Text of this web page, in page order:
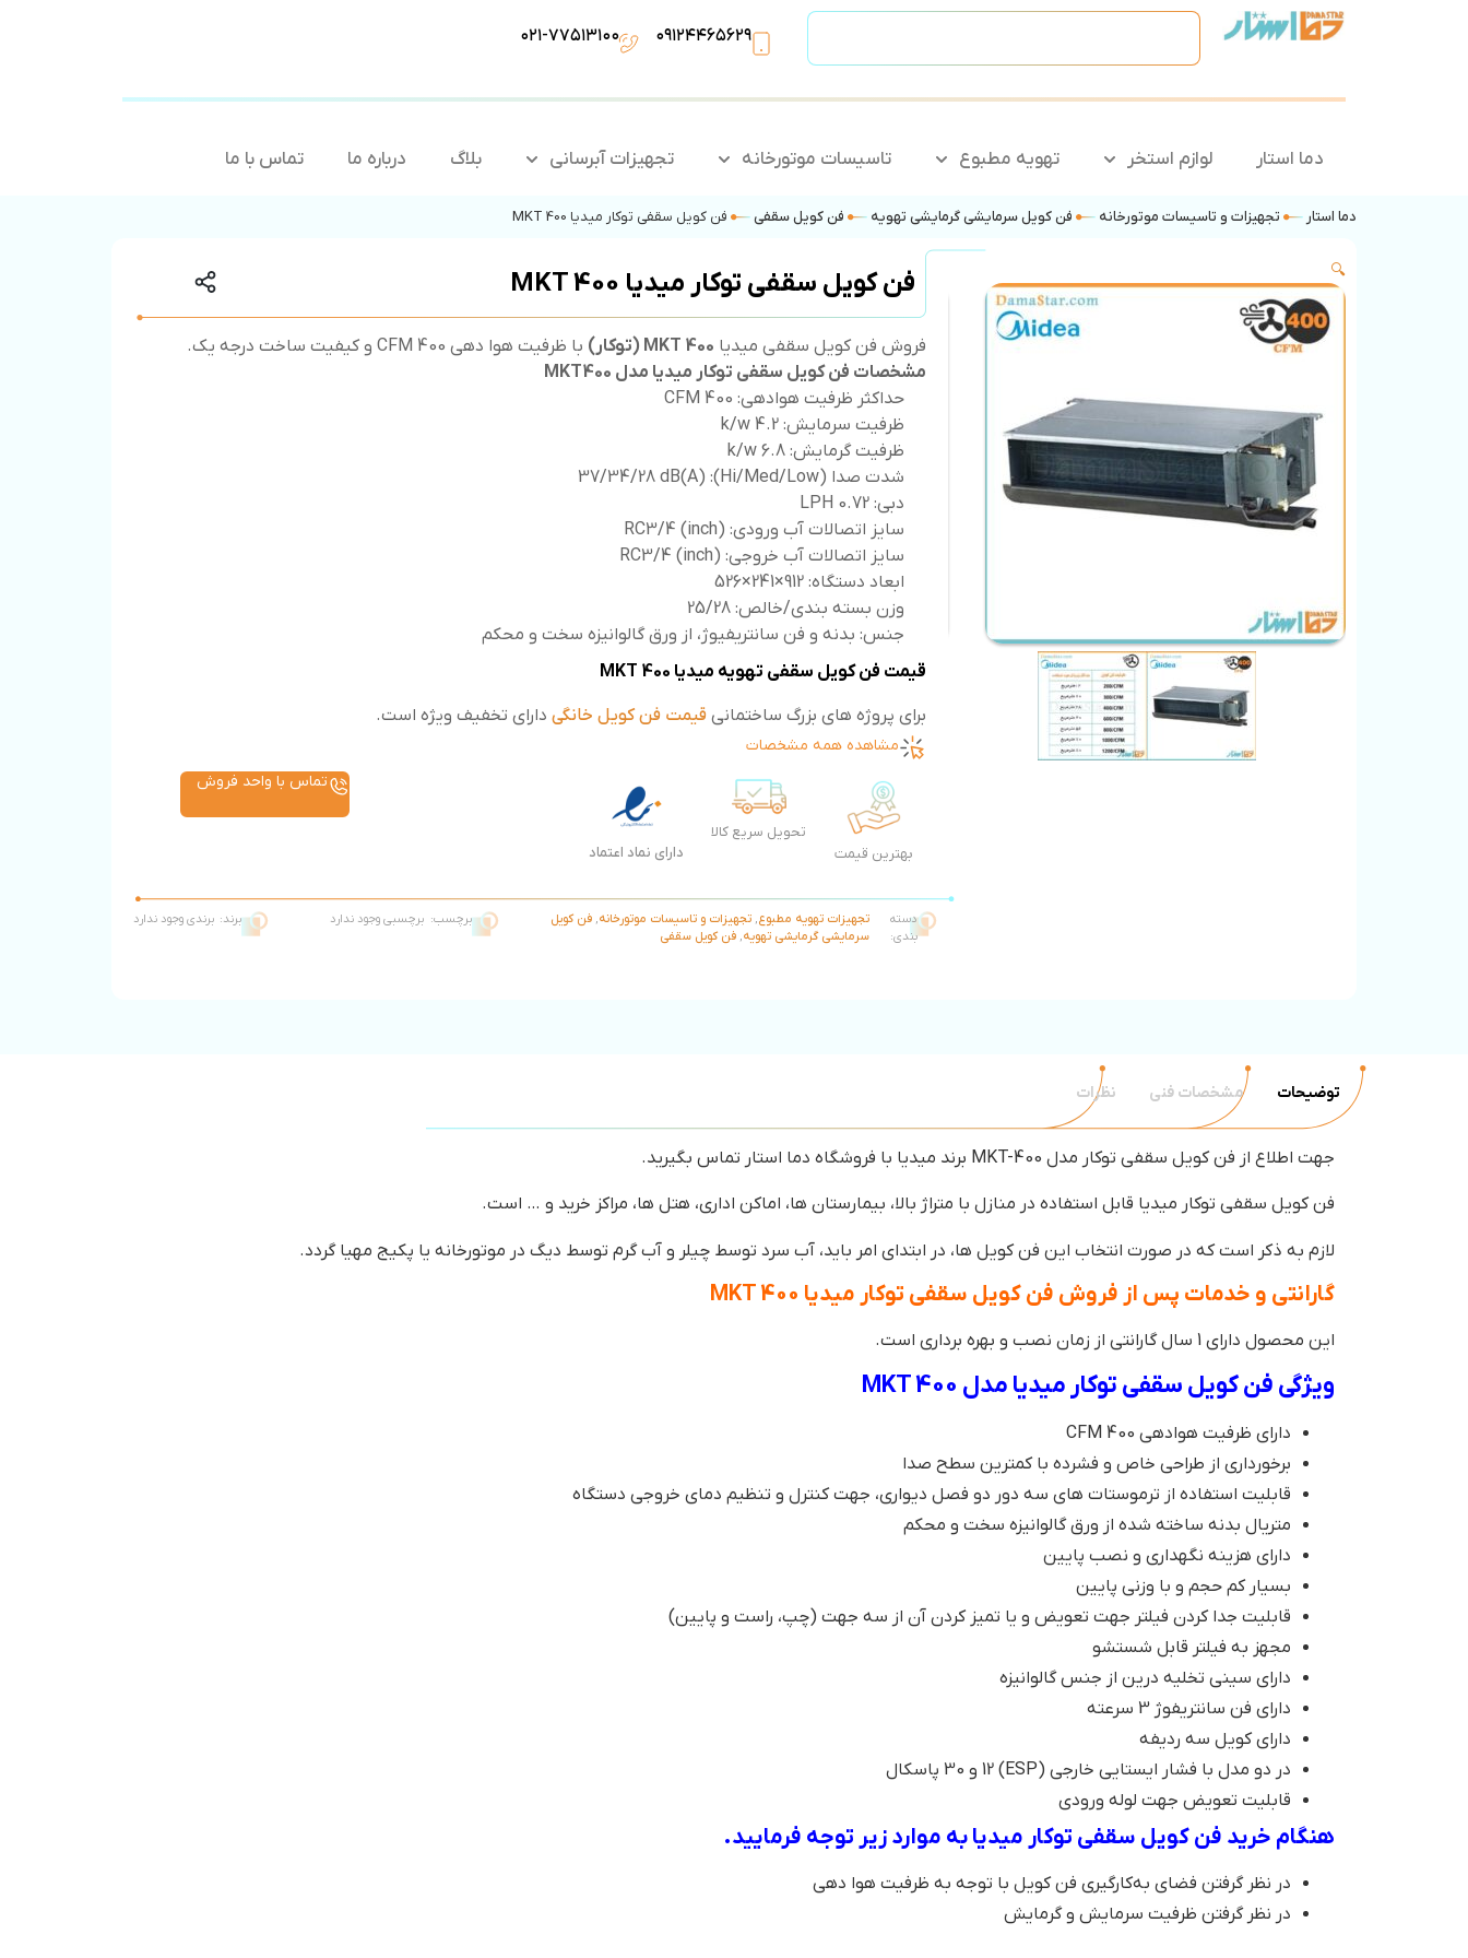
۰۹۱۲۴۴۶۵۶۲۹ ۰۲۱-۷۷۵۱۳۱۰۰
دما استار لوازم استخر تهویه مطبوع تاسیسات موتورخانه تجهیزات آبرسانی بلاگ درباره ما تماس با ما
دما استار تجهیزات و تاسیسات موتورخانه فن کویل سرمایشی گرمایشی تهویه فن کویل سقفی فن کویل سقفی توکار میدیا MKT 400
🔍 فن کویل سقفی توکار میدیا MKT 400
فروش فن کویل سقفی میدیا MKT 400 (توکار)
با ظرفیت هوا دهی 400 CFM و کیفیت ساخت درجه یک.
مشخصات فن کویل سقفی توکار میدیا مدل MKT400
حداکثر ظرفیت هوادهی: 400 CFM
ظرفیت سرمایش: 4.2 k/w
ظرفیت گرمایش: 6.8 k/w
شدت صدا (Hi/Med/Low): 37/34/28 dB(A)
دبی: 0.72 LPH
سایز اتصالات آب ورودی: RC3/4 (inch)
سایز اتصالات آب خروجی: RC3/4 (inch)
ابعاد دستگاه: 912×241×526
وزن بسته بندی/خالص: 25/28
جنس: بدنه و فن سانتریفیوژ، از ورق گالوانیزه سخت و محکم
قیمت فن کویل سقفی تهویه میدیا MKT 400
برای پروژه های بزرگ ساختمانیقیمت فن کویل خانگی دارای تخفیف ویژه است.
مشاهده همه مشخصات
بهترین قیمت
تحویل سریع کالا
دارای نماد اعتماد
تماس با واحد فروش
دسته
بندی:
تجهیزات تهویه مطبوع,تجهیزات و تاسیسات موتورخانه,فن کویل
سرمایشی گرمایشی تهویه,فن کویل سقفی
برچسب: برچسبی وجود ندارد برند: برندی وجود ندارد
توضیحات مشخصات فنی نظرات
جهت اطلاع از فن کویل سقفی توکار مدل MKT-400 برند میدیا با فروشگاه دما استار تماس بگیرید.
فن کویل سقفی توکار میدیا قابل استفاده در منازل با متراژ بالا، بیمارستان ها، اماکن اداری، هتل ها، مراکز خرید و … است.
لازم به ذکر است که در صورت انتخاب این فن کویل ها، در ابتدای امر باید، آب سرد توسط چیلر و آب گرم توسط دیگ در موتورخانه یا پکیج مهیا گردد.
گارانتی و خدمات پس از فروش فن کویل سقفی توکار میدیا MKT 400
این محصول دارای 1 سال گارانتی از زمان نصب و بهره‌ برداری است.
ویژگی فن کویل سقفی توکار میدیا مدل MKT 400
دارای ظرفیت هوادهی 400 CFM
برخورداری از طراحی خاص و فشرده با کمترین سطح صدا
قابلیت استفاده از ترموستات های سه دور دو فصل دیواری، جهت کنترل و تنظیم دمای خروجی دستگاه
متریال بدنه ساخته شده از ورق گالوانیزه سخت و محکم
دارای هزینه نگهداری و نصب پایین
بسیار کم حجم و با وزنی پایین
قابلیت جدا کردن فیلتر جهت تعویض و یا تمیز کردن آن از سه جهت (چپ، راست و پایین)
مجهز به فیلتر قابل شستشو
دارای سینی تخلیه درین از جنس گالوانیزه
داراي فن سانتريفوژ 3 سرعته
دارای کویل سه ردیفه
در دو مدل با فشار ايستايی خارجی (ESP) 12 و 30 پاسكال
قابليت تعويض جهت لوله ورودی
هنگام خرید فن کویل سقفی توکار میدیابه موارد زیر توجه فرمایید.
در نظر گرفتن فضای به‌کارگیری فن کویل با توجه به ظرفیت هوا دهی
در نظر گرفتن ظرفیت سرمایش و گرمایش